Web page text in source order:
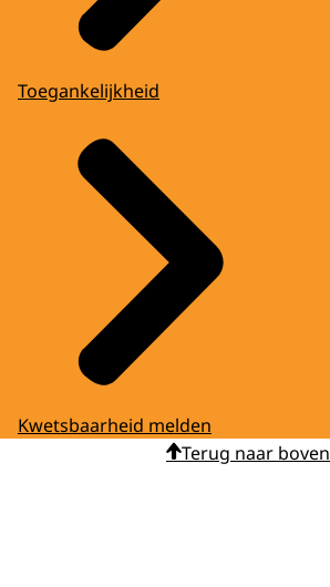
Toegankelijkheid
Kwetsbaarheid melden
Terug naar boven